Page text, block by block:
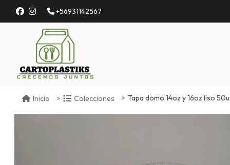
+56931142567
Inicio Colecciones Tapa domo 14oz y 16oz liso